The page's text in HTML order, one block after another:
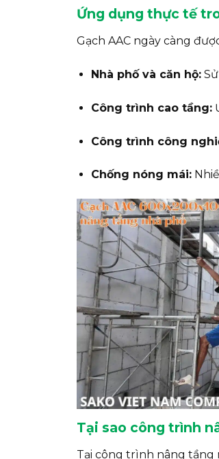
Ứng dụng thực tế
Gạch AAC ngày càng
Nhà phố và căn hộ:Sử
Công trình cao tầng:
Công trình công
Chống nóng mái:
Tại sao công trình
Tại công trình nâng tầng